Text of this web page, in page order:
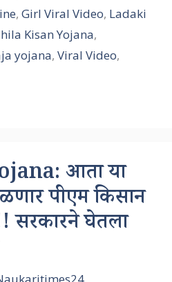
,Girl Viral Video, Ladaki
Kisan Yojana,
yojana, Viral Video,
आता या
पीएम किसान
सरकारने घेतला